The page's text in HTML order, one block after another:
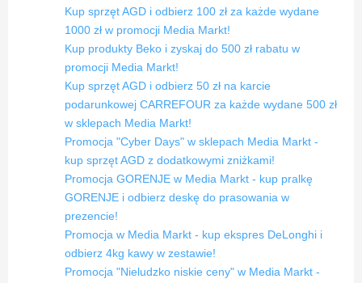
Kup sprzęt AGD i odbierz 100 zł za każde wydane
1000 zł w promocji Media Markt!
Kup produkty Beko i zyskaj do 500 zł rabatu w
promocji Media Markt!
Kup sprzęt AGD i odbierz 50 zł na karcie
podarunkowej CARREFOUR za każde wydane 500 zł
w sklepach Media Markt!
Promocja "Cyber Days" w sklepach Media Markt -
kup sprzęt AGD z dodatkowymi zniżkami!
Promocja GORENJE w Media Markt - kup pralkę
GORENJE i odbierz deskę do prasowania w
prezencie!
Promocja w Media Markt - kup ekspres DeLonghi i
odbierz 4kg kawy w zestawie!
Promocja "Nieludzko niskie ceny" w Media Markt -